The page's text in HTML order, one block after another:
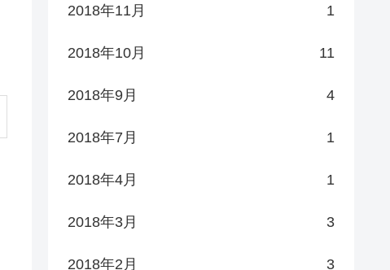
2018年11月 1
2018年10月 11
2018年9月 4
2018年7月 1
2018年4月 1
2018年3月 3
2018年2月 3